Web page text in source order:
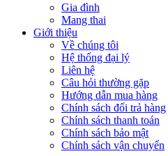
Gia đình
Mang thai
Giới thiệu
Về chúng tôi
Hệ thống đại lý
Liên hệ
Câu hỏi thường gặp
Hướng dẫn mua hàng
Chính sách đổi trả hàng
Chính sách thanh toán
Chính sách bảo mật
Chính sách vận chuyển